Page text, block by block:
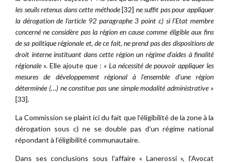
les seuils retenus dans cette méthode[32] ne suffit pas pour appliquer
la dérogation de l’article 92 paragraphe 3 point c) si l’Etat membre
concerné ne considère pas la région en cause comme éligible aux fins
de sa politique régionale et, de ce fait, ne prend pas des dispositions de
droit interne instituant dans cette région un régime d’aides à finalité
régionale». Elle ajoute que : « La nécessité de pouvoir appliquer les
mesures de développement régional à l’ensemble d’une région
déterminée (…) ne constitue pas une simple modalité administrative»
[33].
La Commission se plaint ici du fait que l’éligibilité de la zone à la
dérogation sous c) ne se double pas d’un régime national
répondant à l’éligibilité communautaire.
Dans ses conclusions sous l’affaire « Lanerossi », l’Avocat